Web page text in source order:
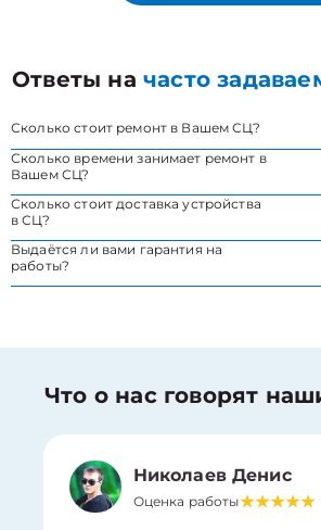
Ответы начасто
Сколько стоит ремонт в Вашем СЦ?
Сколько времени занимает ремонт в
Вашем СЦ?
Сколько стоит доставка устройства
в СЦ?
Выдаётся ли вами гарантия на
работы?
Что о нас говорят
Николаев Денис
Оценка работы